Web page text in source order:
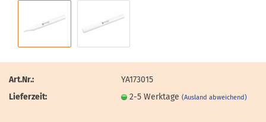
Art.Nr.:
YA173015
Lieferzeit:
2-5 Werktage(Ausland abweichend)